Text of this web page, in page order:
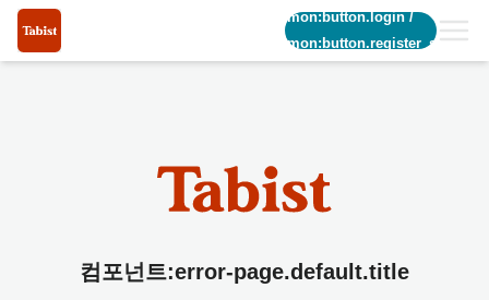
common:button.login/
common:button.register_short
컴포넌트:error-page.default.title